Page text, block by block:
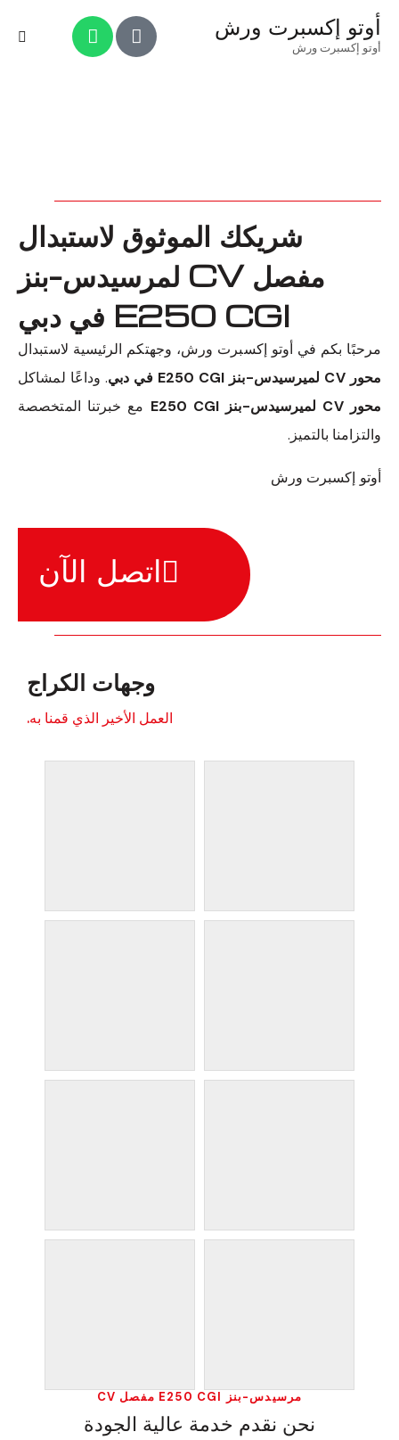
أوتو إكسبرت ورش
أوتو إكسبرت ورش
شريكك الموثوق لاستبدال
مفصل CV لمرسيدس-بنز
E250 CGI في دبي
مرحبًا بكم في أوتو إكسبرت ورش، وجهتكم الرئيسية لاستبدال
محور CV لميرسيدس-بنز E250 CGI في دبي
. وداعًا لمشاكل
محور CV لميرسيدس-بنز E250 CGI
مع خبرتنا المتخصصة
والتزامنا بالتميز.
أوتو إكسبرت ورش
اتصل الآن
وجهات الكراج
العمل الأخير الذي قمنا به.
مرسيدس-بنز E250 CGI مفصل CV
نحن نقدم خدمة عالية الجودة